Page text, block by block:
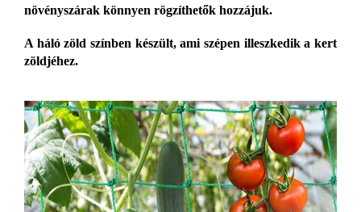
növényszárak könnyen rögzíthetők hozzájuk.
A háló zöld színben készült, ami szépen illeszkedik a kert
zöldjéhez.